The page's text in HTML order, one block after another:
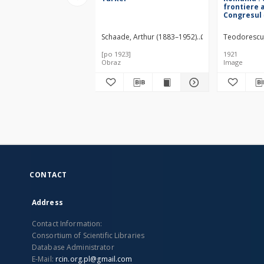
Schaade, Arthur (1883–1952) Geographisches
[po 1923]
Obraz
frontiere
Congresul
tuturor
scara
1921
Image
CONTACT
Address
Contact Information:
Consortium of Scientific Libraries
Database Administrator
E-Mail: rcin.org.pl@gmail.com